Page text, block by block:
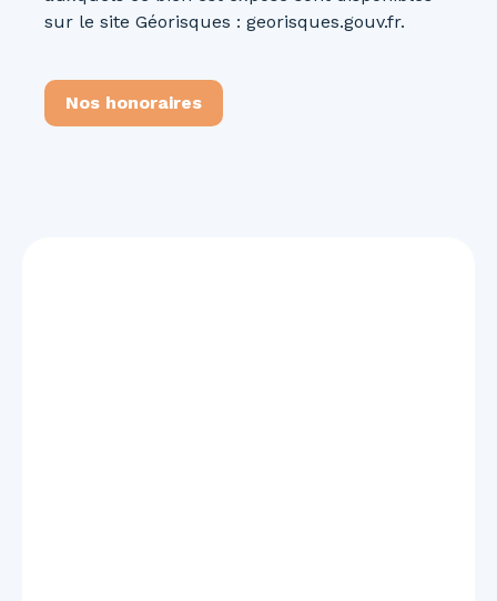
sur le site Géorisques : georisques.gouv.fr.
Nos honoraires